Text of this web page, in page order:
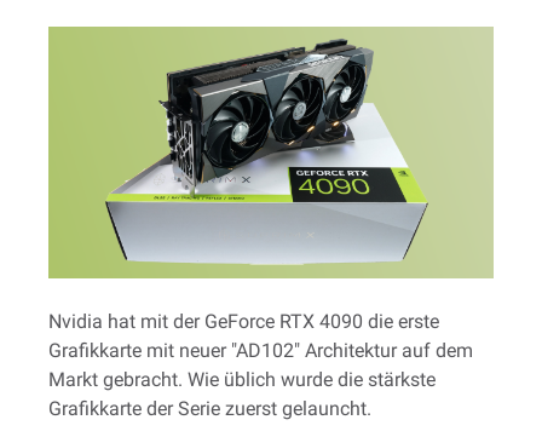
Nvidia hat mit der GeForce RTX 4090 die erste
Grafikkarte mit neuer "AD102" Architektur auf dem
Markt gebracht. Wie üblich wurde die stärkste
Grafikkarte der Serie zuerst gelauncht.